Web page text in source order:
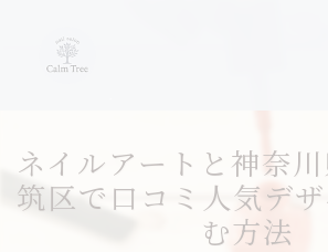
ネイルアートと神奈
筑区で口コミ人気デ
む方法